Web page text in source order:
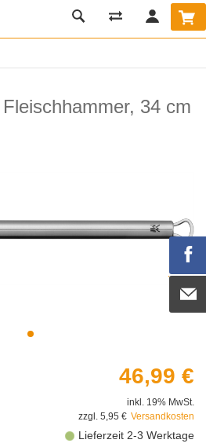
34 cm
46,99 €
inkl. 19% MwSt.
zzgl. 5,95 € Versandkosten
Lieferzeit 2-3 Werktage